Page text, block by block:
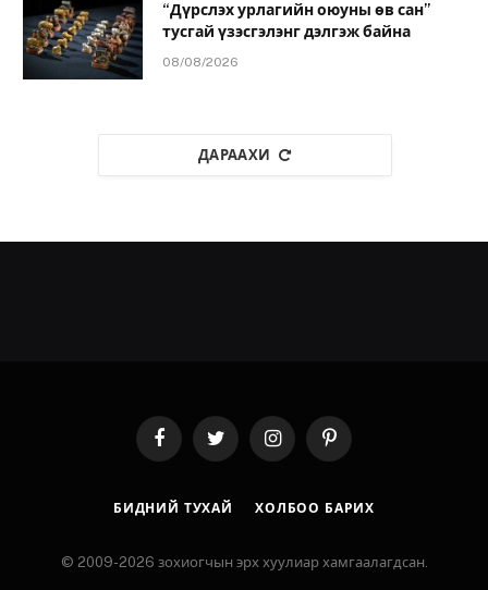
“Дүрслэх урлагийн оюуны өв сан”
тусгай үзэсгэлэнг дэлгэж байна
08/08/2026
ДАРААХИ
FacebookTwitter InstagramPinterest
БИДНИЙ ТУХАЙ ХОЛБОО БАРИХ
© 2009-2026 зохиогчын эрх хуулиар хамгаалагдсан.